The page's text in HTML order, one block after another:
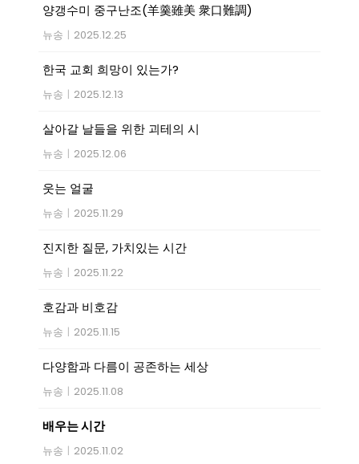
양갱수미 중구난조(羊羹雖美 衆口難調)
뉴송 | 2025.12.25
한국 교회 희망이 있는가?
뉴송 | 2025.12.13
살아갈 날들을 위한 괴테의 시
뉴송 | 2025.12.06
웃는 얼굴
뉴송 | 2025.11.29
진지한 질문, 가치있는 시간
뉴송 | 2025.11.22
호감과 비호감
뉴송 | 2025.11.15
다양함과 다름이 공존하는 세상
뉴송 | 2025.11.08
배우는 시간
뉴송 | 2025.11.02